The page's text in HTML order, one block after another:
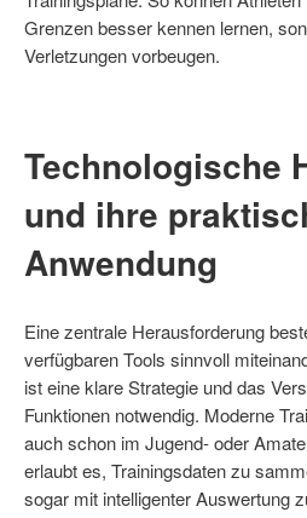
Grenzen besser kennen lernen,
Verletzungen vorbeugen.
Technologische
und ihre
Anwendung
Eine zentrale Herausforderung
verfügbaren Tools sinnvoll
ist eine klare Strategie und das
Funktionen notwendig. Moderne
auch schon im Jugend- oder
erlaubt es, Trainingsdaten zu
sogar mit intelligenter Auswertung